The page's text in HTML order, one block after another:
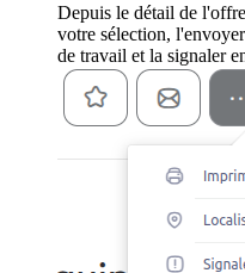
Depuis le détail de
votre sélection,
de travail et la signaler